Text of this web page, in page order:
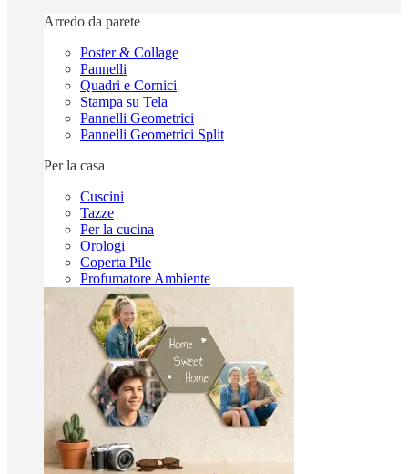
Arredo da parete
Poster & Collage
Pannelli
Quadri e Cornici
Stampa su Tela
Pannelli Geometrici
Pannelli Geometrici Split
Per la casa
Cuscini
Tazze
Per la cucina
Orologi
Coperta Pile
Profumatore Ambiente